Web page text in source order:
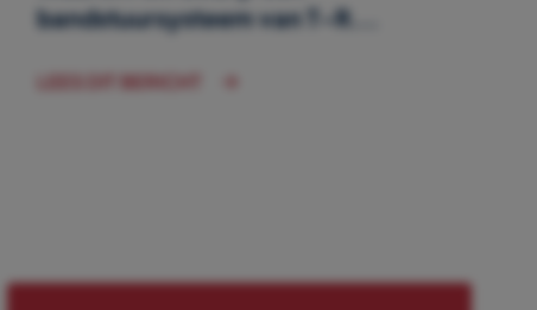
bandstuursysteem van T-R...
LEES DIT BERICHT